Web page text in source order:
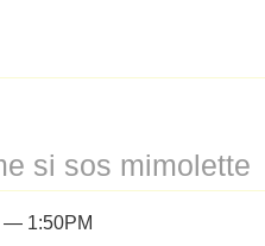
si sos mimolette
— 1:50PM